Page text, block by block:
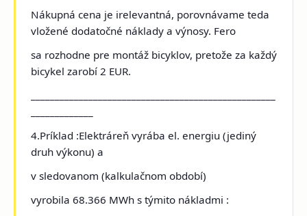
Nákupná cena je irelevantná, porovnávame teda
vložené dodatočné náklady a výnosy. Fero
sa rozhodne pre montáž bicyklov, pretože za každý
bicykel zarobí 2 EUR.
4.Príklad :Elektráreň vyrába el. energiu (jediný
druh výkonu) a
v sledovanom (kalkulačnom období)
vyrobila 68.366 MWh s týmito nákladmi :